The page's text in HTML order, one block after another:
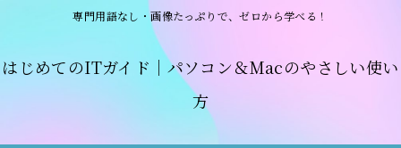
専門用語なし・画像たっぷりで、ゼロから学べる！
はじめてのITガイド｜パソコン＆Macのやさしい使い
方